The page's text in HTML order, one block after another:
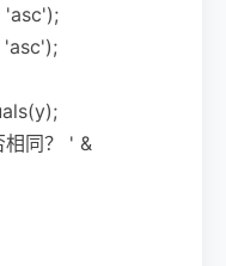
'asc');
同？ ' &